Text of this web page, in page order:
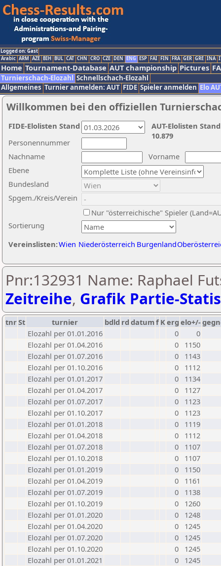
Logged on: Gast
Arabic ARM AZE BIH BUL CAT CHN CRO CZE DEN ENG ESP FAI FIN FRA GER GRE INA
Home Tournament-Database AUT championship Pictures
Turnierschach-Elozahl Schnellschach-Elozahl
Allgemeines Turnier anmelden: AUT FIDE Spieler anmelden Elo
Willkommen bei den offiziellen
Nachname
Vorname
Ebene
Sortierung
Personennummer
Bundesland
Spgem./Kreis/Verein
Nur "österreichische" Spieler
Vereinslisten:Wien Niederösterreich Burgenland
AUT-Elolisten
10.879
FIDE-Elolisten Stand
Pnr:132931 Name: Raphael
Zeitreihe, Grafik Partie-
tnrSt turnier bdld rd datumf Kerg elo+/-
Elozahl per 01.01.2016
0
0
Elozahl per 01.04.2016
0
1150
Elozahl per 01.07.2016
0
1143
Elozahl per 01.10.2016
0
1112
Elozahl per 01.01.2017
0
1134
Elozahl per 01.04.2017
0
1127
Elozahl per 01.07.2017
0
1123
Elozahl per 01.10.2017
0
1123
Elozahl per 01.01.2018
0
1119
Elozahl per 01.04.2018
0
1112
Elozahl per 01.07.2018
0
1107
Elozahl per 01.10.2018
0
1107
Elozahl per 01.01.2019
0
1150
Elozahl per 01.04.2019
0
1161
Elozahl per 01.07.2019
0
1138
Elozahl per 01.10.2019
0
1260
Elozahl per 01.01.2020
0
1248
Elozahl per 01.04.2020
0
1245
Elozahl per 01.07.2020
0
1245
Elozahl per 01.10.2020
0
1245
Elozahl per 01.01.2021
0
1245